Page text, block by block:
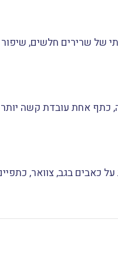
של שרירים חלשים,
אחת עובדת קשה יותר.
כאבים בגב, צוואר,